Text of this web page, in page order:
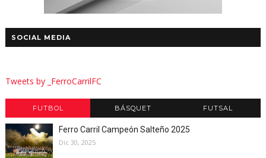
SOCIAL MEDIA
Tweets by _FerroCarrilFC
FUTBOL BÁSQUET FUTSAL
Ferro Carril Campeón Salteño 2025
Dic 30, 2025